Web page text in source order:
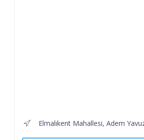
Elmalıkent Mahallesi, Adem